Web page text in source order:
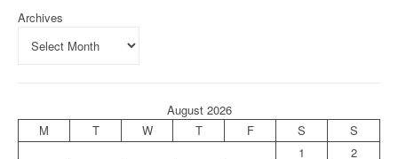
Archives
August 2026
M
T W T F S
S
1
2